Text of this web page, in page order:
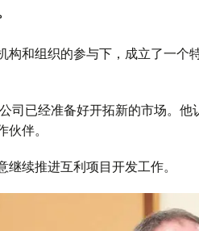
构和组织的参与下，成立了一个
司已经准备好开拓新的市场。
伴。
续推进互利项目开发工作。